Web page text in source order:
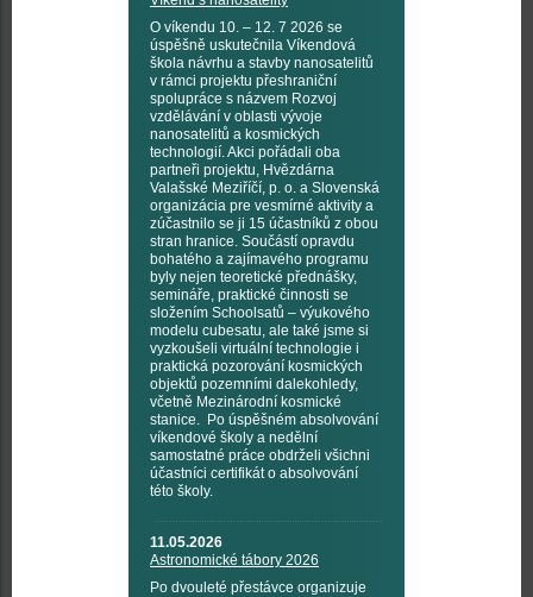
O víkendu 10. – 12. 7 2026 se
úspěšně uskutečnila Víkendová
škola návrhu a stavby nanosatelitů
v rámci projektu přeshraniční
spolupráce s názvem Rozvoj
vzdělávání v oblasti vývoje
nanosatelitů a kosmických
technologií. Akci pořádali oba
partneři projektu, Hvězdárna
Valašské Meziříčí, p. o. a Slovenská
organizácia pre vesmírné aktivity a
zúčastnilo se ji 15 účastníků z obou
stran hranice. Součástí opravdu
bohatého a zajímavého programu
byly nejen teoretické přednášky,
semináře, praktické činnosti se
složením Schoolsatů – výukového
modelu cubesatu, ale také jsme si
vyzkoušeli virtuální technologie i
praktická pozorování kosmických
objektů pozemními dalekohledy,
včetně Mezinárodní kosmické
stanice. Po úspěšném absolvování
víkendové školy a nedělní
samostatné práce obdrželi všichni
účastníci certifikát o absolvování
této školy.
11.05.2026
Astronomické tábory 2026
Po dvouleté přestávce organizuje